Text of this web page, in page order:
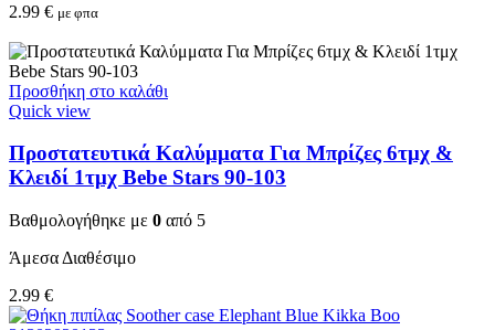
2.99 € με φπα
Προσθήκη στο καλάθι
Quick view
Προστατευτικά Καλύμματα Για Μπρίζες 6τμχ &
Κλειδί 1τμχ Bebe Stars 90-103
Βαθμολογήθηκε με 0 από 5
Άμεσα Διαθέσιμο
2.99 €